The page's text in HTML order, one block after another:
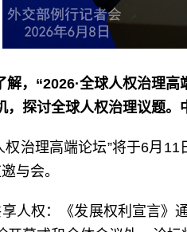
解，“2026·全球人权治理
，探讨全球人权治理议题。
权治理高端论坛”将于6月
与会。
人权：《发展权利宣言》